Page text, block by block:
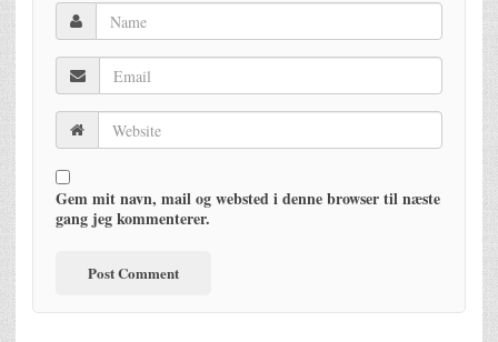
Gem mit navn, mail og websted i denne browser til næste
gang jeg kommenterer.